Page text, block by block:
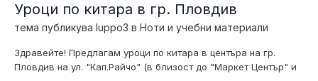
Уроци по китара в гр. Пловдив
тема публикува luppo3 в Ноти и учебни материали
Здравейте! Предлагам уроци по китара в центъра на гр.
Пловдив на ул. "Кап.Райчо" (в близост до "Маркет Център" и